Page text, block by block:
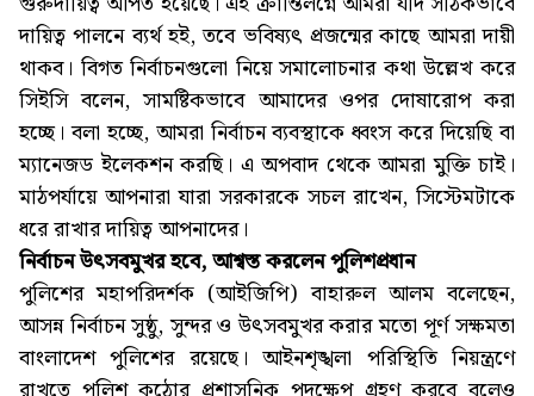
দায়িত্ব পালনে ব্যর্থ হই, তবে ভবিষ্যৎ প্রজন্মের কাছে আমরা দায়ী
থাকব। বিগত নির্বাচনগুলো নিয়ে সমালোচনার কথা উল্লেখ করে
সিইসি বলেন, সামষ্টিকভাবে আমাদের ওপর দোষারোপ করা
হচ্ছে। বলা হচ্ছে, আমরা নির্বাচন ব্যবস্থাকে ধ্বংস করে দিয়েছি বা
ম্যানেজড ইলেকশন করছি। এ অপবাদ থেকে আমরা মুক্তি চাই।
মাঠপর্যায়ে আপনারা যারা সরকারকে সচল রাখেন, সিস্টেমটাকে
ধরে রাখার দায়িত্ব আপনাদের।
নির্বাচন উৎসবমুখর হবে, আশ্বস্ত করলেন পুলিশপ্রধান
পুলিশের মহাপরিদর্শক (আইজিপি) বাহারুল আলম বলেছেন,
আসন্ন নির্বাচন সুষ্ঠু, সুন্দর ও উৎসবমুখর করার মতো পূর্ণ সক্ষমতা
বাংলাদেশ পুলিশের রয়েছে। আইনশৃঙ্খলা পরিস্থিতি নিয়ন্ত্রণে